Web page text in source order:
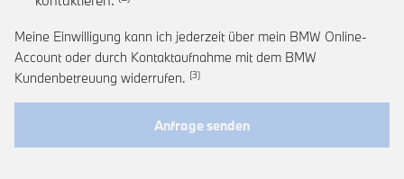
Meine Einwilligung kann ich jederzeit über mein BMW Online-
Account oder durch Kontaktaufnahme mit dem BMW
Kundenbetreuung widerrufen. Link zur Fußnote: Widerruf der
Anfrage senden